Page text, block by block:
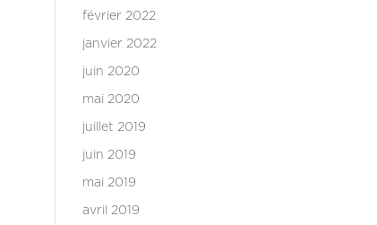
février 2022
janvier 2022
juin 2020
mai 2020
juillet 2019
juin 2019
mai 2019
avril 2019